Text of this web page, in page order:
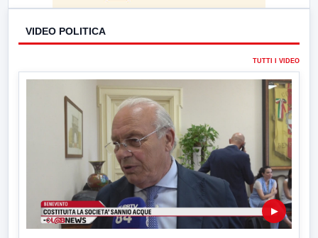
VIDEO POLITICA
TUTTI I VIDEO
▶